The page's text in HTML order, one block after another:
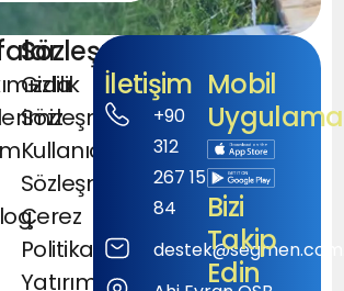
Sözleşmeler
Gizlilik
Sözleşmesi
Kullanıcı
Sözleşmesi
Çerez
Politikası
Yatırımcı
İletişim
+90
312
267 15
84
Mobil
Bizi
Takip
Edin